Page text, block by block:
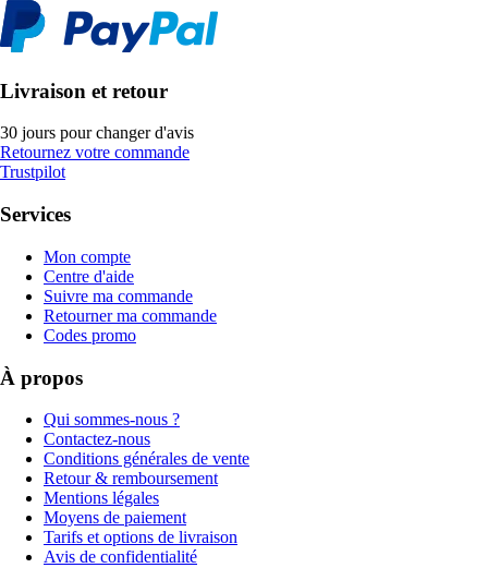
Livraison et retour
30 jours pour changer d'avis
Retournez votre commande
Trustpilot
Services
Mon compte
Centre d'aide
Suivre ma commande
Retourner ma commande
Codes promo
À propos
Qui sommes-nous ?
Contactez-nous
Conditions générales de vente
Retour & remboursement
Mentions légales
Moyens de paiement
Tarifs et options de livraison
Avis de confidentialité